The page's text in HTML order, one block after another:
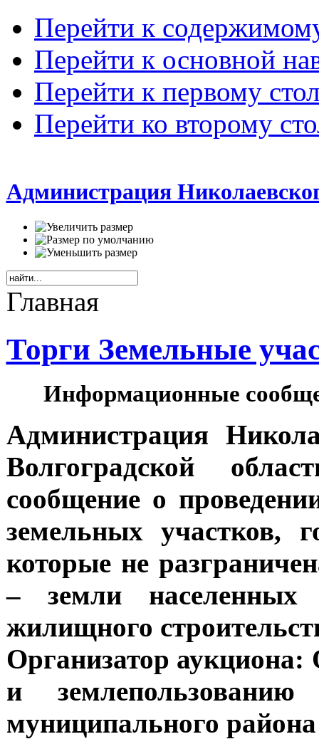
Перейти к
Перейти к основной
Перейти к первому
Перейти ко второму
Администрация
Главная
Торги Земельные
Информационные
Администрация
Волгоградской
сообщение о
земельных участков,
которые не
– земли населенных
жилищного
Организатор
и землепользованию
муниципального